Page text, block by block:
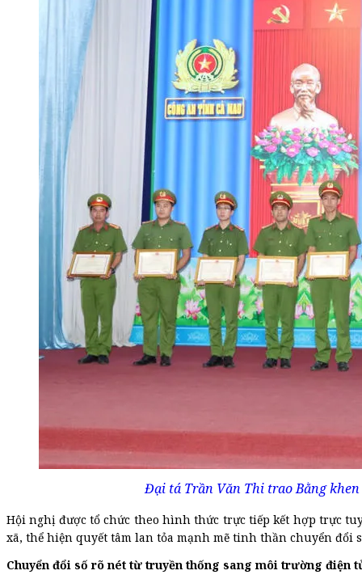
Đại tá Trần Văn Thi trao Bằng
Hội nghị được tổ chức theo hình thức trực tiếp kết hợp trực
xã, thể hiện quyết tâm lan tỏa mạnh mẽ tinh thần chuyển đổi
Chuyển đổi số rõ nét từ truyền thống sang môi trường điện